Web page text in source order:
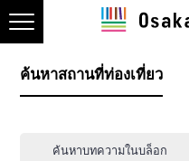
ค้นหาสถานที่ท่องเที่ยว
ค้นหาบทความในบล็อก